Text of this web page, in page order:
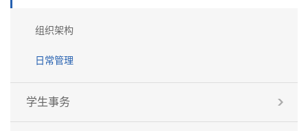
组织架构
日常管理
学生事务